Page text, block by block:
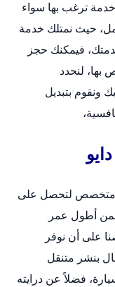
ترغب بها سواء
حيث نمتلك خدمة
مدار 24 ساعة لخدمتك، فيمكنك حجز
بها، لنحدد
ونقوم بتبديل
متخصص لتحصل على
أطول عمر
على أن نوفر
بنشر متنقل
فضلاً عن درايته